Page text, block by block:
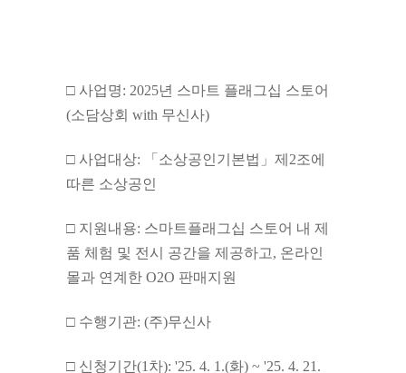
□ 사업명: 2025년 스마트 플래그십 스토어
(소담상회 with 무신사)
□ 사업대상: 「소상공인기본법」제2조에
따른 소상공인
□ 지원내용: 스마트플래그십 스토어 내 제
품 체험 및 전시 공간을 제공하고, 온라인
몰과 연계한 O2O 판매지원
□ 수행기관: (주)무신사
□ 신청기간(1차): '25. 4. 1.(화) ~ '25. 4. 21.